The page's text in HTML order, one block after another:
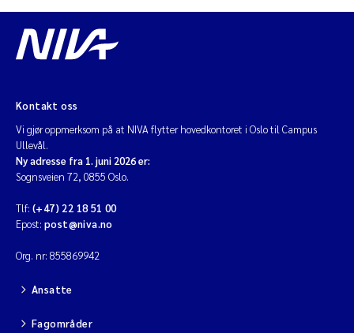
Kontakt oss
Vi gjør oppmerksom på at NIVA flytter hovedkontoret i Oslo til Campus
Ullevål.
Ny adresse fra 1. juni 2026 er:
Sognsveien 72, 0855 Oslo.
Tlf: (+47) 22 18 51 00
Epost: post@niva.no
Org. nr: 855869942
Ansatte
Fagområder